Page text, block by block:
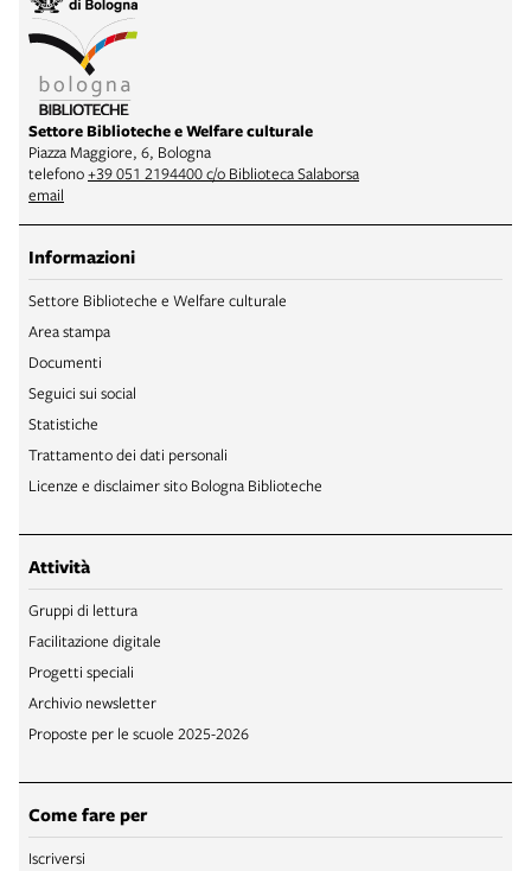
Settore Biblioteche e Welfare culturale
Piazza Maggiore, 6, Bologna
telefono+39 051 2194400 c/o Biblioteca Salaborsa
email
Informazioni
Settore Biblioteche e Welfare culturale
Area stampa
Documenti
Seguici sui social
Statistiche
Trattamento dei dati personali
Licenze e disclaimer sito Bologna Biblioteche
Attività
Gruppi di lettura
Facilitazione digitale
Progetti speciali
Archivio newsletter
Proposte per le scuole 2025-2026
Come fare per
Iscriversi